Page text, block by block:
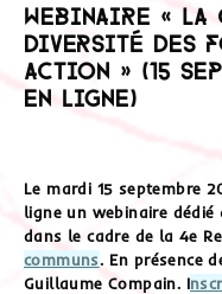
Webinaire « La
diversité des
action » (15
en ligne)
Le mardi 15 septembre
ligne un webinaire dédié
dans le cadre de la 4e
communs. En présence
Guillaume Compain. I